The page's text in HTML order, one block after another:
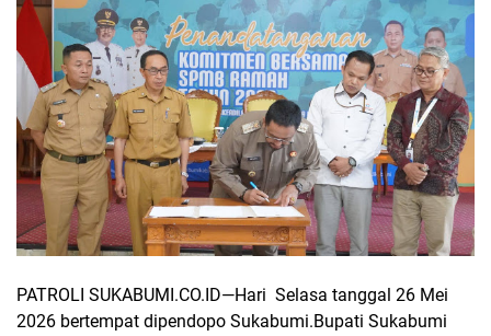
PATROLI SUKABUMI.CO.ID—Hari Selasa tanggal 26 Mei
2026 bertempat dipendopo Sukabumi.Bupati Sukabumi